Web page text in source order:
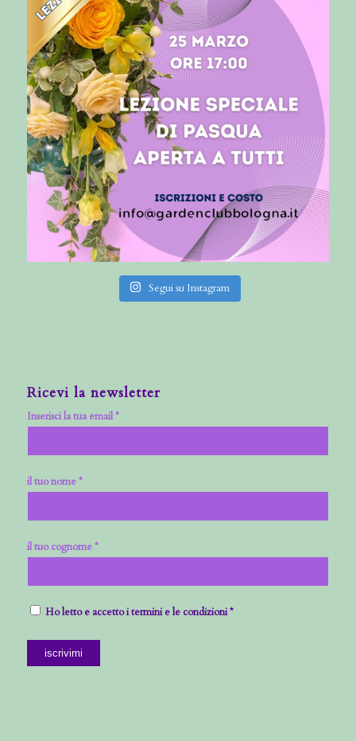
Segui su Instagram
Ricevi la newsletter
Inserisci la tua email *
il tuo nome *
il tuo cognome *
Ho letto e accetto i termini e le condizioni *